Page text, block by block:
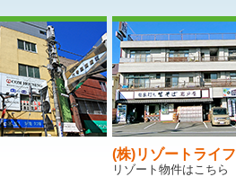
(株)リゾートライフ
リゾート物件はこちら